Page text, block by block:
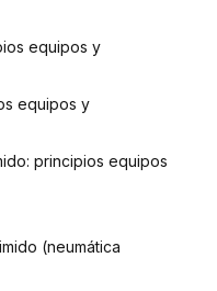
equipos y
equipos y
principios equipos
(neumática